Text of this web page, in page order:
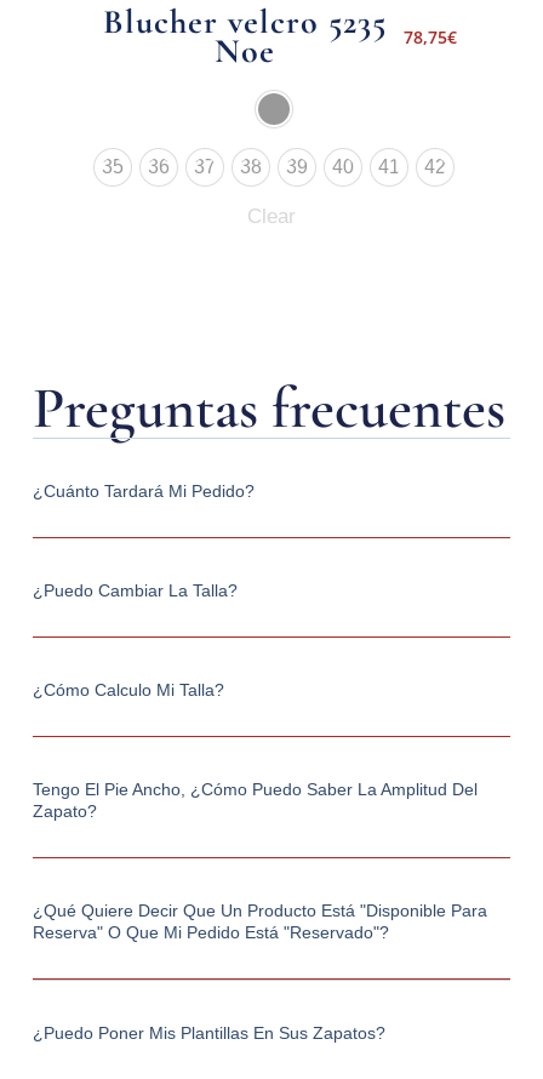
Blucher velcro 5235
Noe 78,75€
35 36 37 38 39 40 41 42
Clear
Preguntas frecuentes
¿Cuánto Tardará Mi Pedido?
¿Puedo Cambiar La Talla?
¿Cómo Calculo Mi Talla?
Tengo El Pie Ancho, ¿cómo Puedo Saber La Amplitud Del
Zapato?
¿Qué Quiere Decir Que Un Producto Está "Disponible Para
Reserva" O Que Mi Pedido Está "Reservado"?
¿Puedo Poner Mis Plantillas En Sus Zapatos?